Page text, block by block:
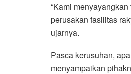
“Kami
perusakan fasilitas
ujarnya.
Pasca kerusuhan,
menyampaikan